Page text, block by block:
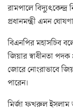
রামপালে বিদ্যুৎকেন্দ্র
প্রধানমন্ত্রী এমন
বিএনপির মহাসচিব
জিয়ার স্বাধীনতা পদক
জোরে নোংরাভাবে
পারেন।
মির্জা ফখরুল ইসলাম